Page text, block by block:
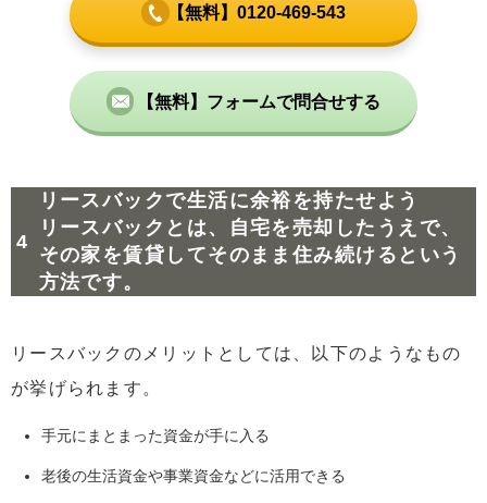
【無料】0120-469-543
【無料】フォームで問合せする
リースバックで生活に余裕を持たせよう
リースバックとは、自宅を売却したうえで、
その家を賃貸してそのまま住み続けるという
方法です。
リースバックのメリットとしては、以下のようなもの
が挙げられます。
手元にまとまった資金が手に入る
老後の生活資金や事業資金などに活用できる